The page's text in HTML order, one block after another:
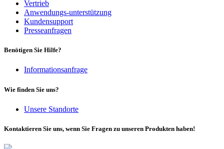
Vertrieb
Anwendungs-unterstützung
Kundensupport
Presseanfragen
Benötigen Sie Hilfe?
Informationsanfrage
Wie finden Sie uns?
Unsere Standorte
Kontaktieren Sie uns, wenn Sie Fragen zu unseren Produkten haben!